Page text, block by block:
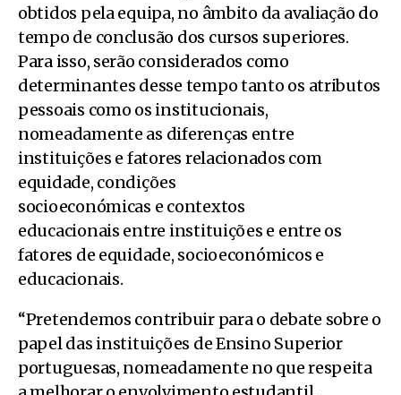
obtidos pela equipa, no âmbito da avaliação do
tempo de conclusão dos cursos superiores.
Para isso, serão considerados como
determinantes desse tempo tanto os atributos
pessoais como os institucionais,
nomeadamente as diferenças entre
instituições e fatores relacionados com
equidade, condições
socioeconómicas e contextos
educacionais entre instituições e entre os
fatores de equidade, socioeconómicos e
educacionais.
“Pretendemos contribuir para o debate sobre o
papel das instituições de Ensino Superior
portuguesas, nomeadamente no que respeita